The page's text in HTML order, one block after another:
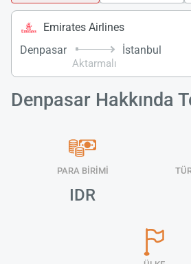
Emirates Airlines
Denpasar
Aktarmalı
İstanbul
Denpasar Hakkında
PARA BİRİMİ
IDR